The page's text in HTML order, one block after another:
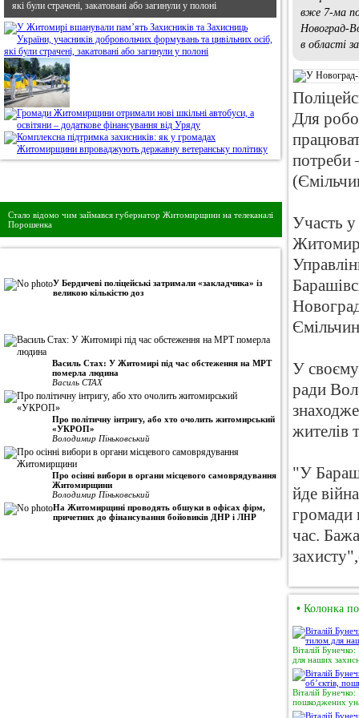
які були страчені, закатовані або загинули у полоні
Стало відомо чим займався губернатор Житомирщини на телеканалі
Порошенка
У Бердичеві поліцейські затримали «закладчика» із
великою кількістю доз
Василь Стах: У Житомирі під час обстеження на МРТ
померла людина
Василь СТАХ
Про політичну інтригу, або хто очолить житомирський
«УКРОП»
Володимир Піньковський
Про осінні вибори в органи місцевого самоврядування
Житомирщини
Володимир Піньковський
На Житомирщині проводять обшуки в офісах фірм,
причетних до фінансування бойовиків ДНР і ЛНР
вже 7-ма
Новоград-
в області
Для
потреби
Участь у
У своєму
ради
жителів
"У
йде
громади
час.
• Колонка
Віталій
для наших
Віталій
пошкоджених